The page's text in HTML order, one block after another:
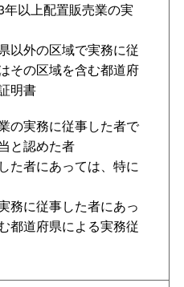
以上配置販売業の実
以外の区域で実務に従
その区域を含む都道府
明書
の実務に従事した者で
と認めた者
た者にあっては、特に
務に従事した者にあっ
都道府県による実務従